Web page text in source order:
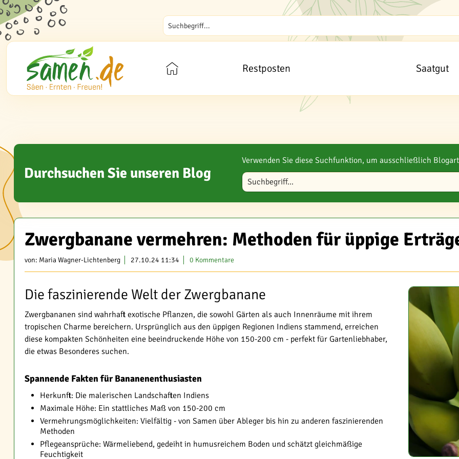
Restposten Saatgut
Durchsuchen Sie unseren Blog
Verwenden Sie diese Suchfunktion, um ausschließlich
Blog durchsuchen
Zwergbanane vermehren: Methoden für üppige
von: Maria Wagner-Lichtenberg 27.10.24 11:34 0 Kommentare
Die faszinierende Welt der Zwergbanane
Zwergbananen sind wahrhaft exotische Pflanzen, die sowohl Gärten als auch Innenräume mit ihrem
tropischen Charme bereichern. Ursprünglich aus den üppigen Regionen Indiens stammend, erreichen
diese kompakten Schönheiten eine beeindruckende Höhe von 150-200 cm - perfekt für Gartenliebhaber,
die etwas Besonderes suchen.
Spannende Fakten für Bananenenthusiasten
Herkunft: Die malerischen Landschaften Indiens
Maximale Höhe: Ein stattliches Maß von 150-200 cm
Vermehrungsmöglichkeiten: Vielfältig - von Samen über Ableger bis hin zu anderen faszinierenden
Methoden
Pflegeansprüche: Wärmeliebend, gedeiht in humusreichem Boden und schätzt gleichmäßige
Feuchtigkeit